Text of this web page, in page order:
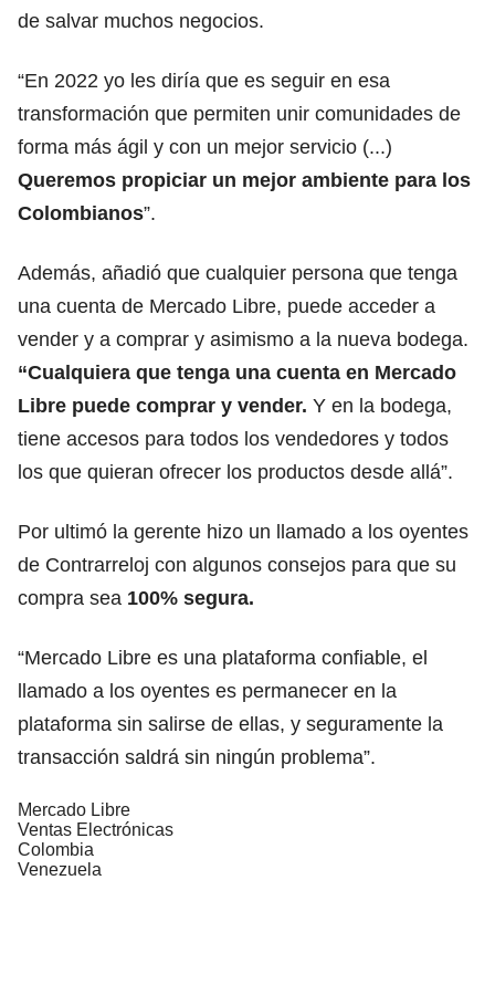
de salvar muchos negocios.
“En 2022 yo les diría que es seguir en esa
transformación que permiten unir comunidades de
forma más ágil y con un mejor servicio (...)
Queremos propiciar un mejor ambiente para los
Colombianos”.
Además, añadió que cualquier persona que tenga
una cuenta de Mercado Libre, puede acceder a
vender y a comprar y asimismo a la nueva bodega.
“Cualquiera que tenga una cuenta en Mercado
Libre puede comprar y vender. Y en la bodega,
tiene accesos para todos los vendedores y todos
los que quieran ofrecer los productos desde allá”.
Por ultimó la gerente hizo un llamado a los oyentes
de Contrarreloj con algunos consejos para que su
compra sea 100% segura.
“Mercado Libre es una plataforma confiable, el
llamado a los oyentes es permanecer en la
plataforma sin salirse de ellas, y seguramente la
transacción saldrá sin ningún problema”.
Mercado Libre
Ventas Electrónicas
Colombia
Venezuela